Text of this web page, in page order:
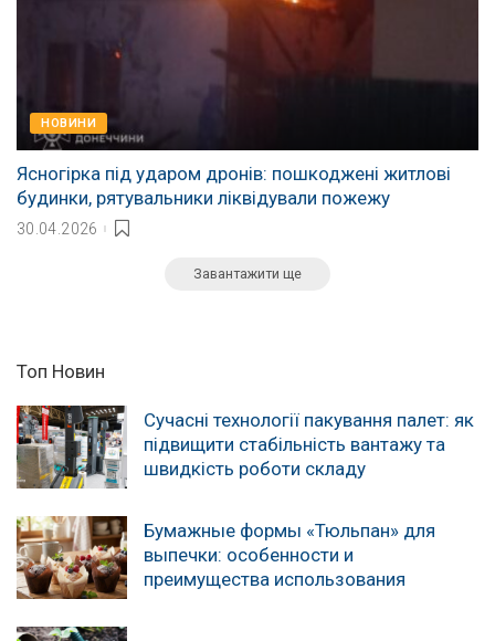
НОВИНИ
Ясногірка під ударом дронів: пошкоджені житлові
будинки, рятувальники ліквідували пожежу
30.04.2026
Завантажити ще
Топ Новин
Сучасні технології пакування палет: як
підвищити стабільність вантажу та
швидкість роботи складу
Бумажные формы «Тюльпан» для
выпечки: особенности и
преимущества использования